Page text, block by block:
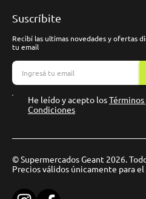
Suscríbite
Recibí las ultimas novedades y ofertas
tu email
He leído y acepto losTérminos
Condiciones
© Supermercados Geant 2026.
Precios válidos únicamente para